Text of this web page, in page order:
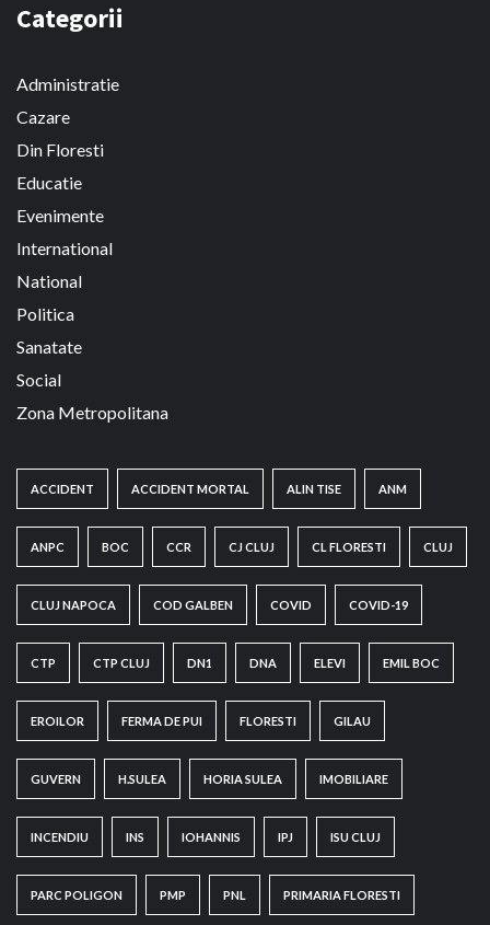
Categorii
Administratie
Cazare
Din Floresti
Educatie
Evenimente
International
National
Politica
Sanatate
Social
Zona Metropolitana
ACCIDENT ACCIDENT MORTAL ALIN TISE ANM
ANPC BOC CCR CJ CLUJ CL FLORESTI CLUJ
CLUJ NAPOCA COD GALBEN COVID COVID-19
CTP CTP CLUJ DN1 DNA ELEVI EMIL BOC
EROILOR FERMA DE PUI FLORESTI GILAU
GUVERN H.SULEA HORIA SULEA IMOBILIARE
INCENDIU INS IOHANNIS IPJ ISU CLUJ
PARC POLIGON PMP PNL PRIMARIA FLORESTI